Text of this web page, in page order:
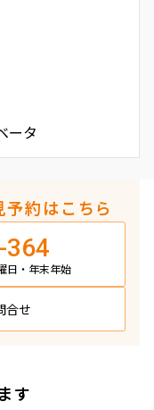
ータ
約はこちら
364
日・年末年始
合せ
す